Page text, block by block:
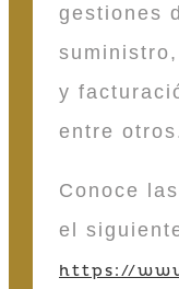
gestiones
y
entre
Conoce
el
https://